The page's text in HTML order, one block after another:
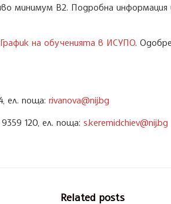
минимум B2. Подробна
График на обученията в ИСУПО.
ел. поща: r.ivanova@nij.bg
120, ел. поща: s.keremidchiev@nij.bg
Related posts